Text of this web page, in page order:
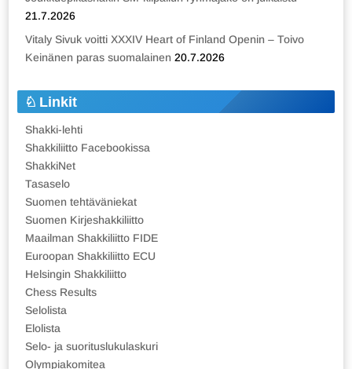
21.7.2026
Vitaly Sivuk voitti XXXIV Heart of Finland Openin – Toivo
Keinänen paras suomalainen 20.7.2026
Linkit
Shakki-lehti
Shakkiliitto Facebookissa
ShakkiNet
Tasaselo
Suomen tehtäväniekat
Suomen Kirjeshakkiliitto
Maailman Shakkiliitto FIDE
Euroopan Shakkiliitto ECU
Helsingin Shakkiliitto
Chess Results
Selolista
Elolista
Selo- ja suorituslukulaskuri
Olympiakomitea